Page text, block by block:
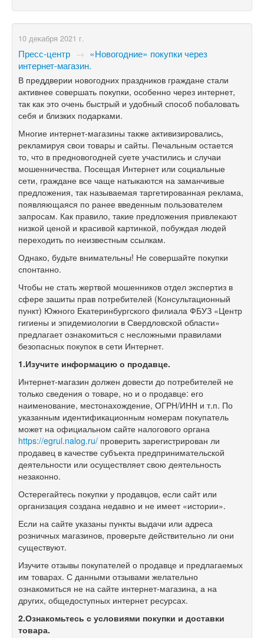
10 декабря 2021 г.
Пресс-центр → «Новогодние» покупки через
интернет-магазин.
В преддверии новогодних праздников граждане стали
активнее совершать покупки, особенно через интернет,
так как это очень быстрый и удобный способ побаловать
себя и близких подарками.
Многие интернет-магазины также активизировались,
рекламируя свои товары и сайты. Печальным остается
то, что в предновогодней суете участились и случаи
мошенничества. Посещая Интернет или социальные
сети, граждане все чаще натыкаются на заманчивые
предложения, так называемая таргетированная реклама,
появляющаяся по ранее введенным пользователем
запросам. Как правило, такие предложения привлекают
низкой ценой и красивой картинкой, побуждая людей
переходить по неизвестным ссылкам.
Однако, будьте внимательны! Не совершайте покупки
спонтанно.
Чтобы не стать жертвой мошенников отдел экспертиз в
сфере зашиты прав потребителей (Консультационный
пункт) Южного Екатеринбургского филиала ФБУЗ «Центр
гигиены и эпидемиологии в Свердловской области»
предлагает ознакомиться с несложными правилами
безопасных покупок в сети Интернет.
1.Изучите информацию о продавце.
Интернет-магазин должен довести до потребителей не
только сведения о товаре, но и о продавце: его
наименование, местонахождение, ОГРН/ИНН и т.п. По
указанным идентификационным номерам покупатель
может на официальном сайте налогового органа
https://egrul.nalog.ru/ проверить зарегистрирован ли
продавец в качестве субъекта предпринимательской
деятельности или осуществляет свою деятельность
незаконно.
Остерегайтесь покупки у продавцов, если сайт или
организация создана недавно и не имеет «истории».
Если на сайте указаны пункты выдачи или адреса
розничных магазинов, проверьте действительно ли они
существуют.
Изучите отзывы покупателей о продавце и предлагаемых
им товарах. С данными отзывами желательно
ознакомиться не на сайте интернет-магазина, а на
других, общедоступных интернет ресурсах.
2.Ознакомьтесь с условиями покупки и доставки
товара.